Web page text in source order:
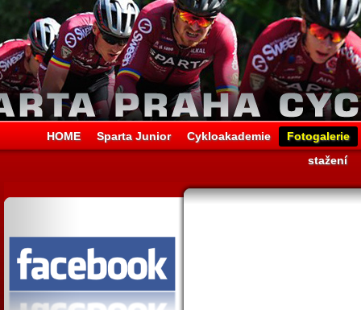
HOME Sparta Junior Cykloakademie
Fotogalerie
stažení